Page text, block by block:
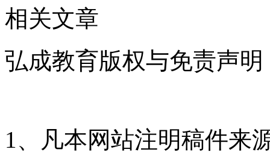
相关文章
弘成教育版权与免责声明
1、凡本网站注明稿件来